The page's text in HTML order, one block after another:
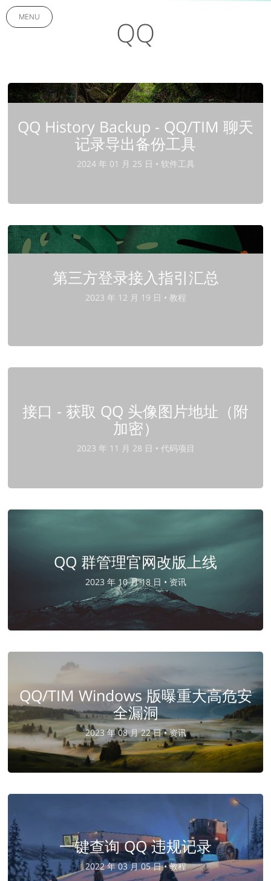
MENU QQ
QQ History Backup - QQ/TIM 聊天
记录导出备份工具
2024 年 01 月 25 日 • 软件工具
第三方登录接入指引汇总
2023 年 12 月 19 日 • 教程
接口 - 获取 QQ 头像图片地址（附
加密）
2023 年 11 月 28 日 • 代码项目
QQ 群管理官网改版上线
2023 年 10 月 18 日 • 资讯
QQ/TIM Windows 版曝重大高危安
全漏洞
2023 年 08 月 22 日 •资讯
一键查询 QQ 违规记录
2022 年 03 月 05 日 •教程